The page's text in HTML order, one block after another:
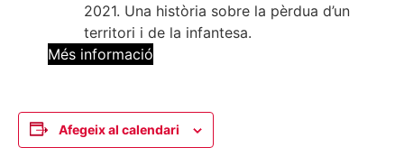
2021. Una història sobre la pèrdua d’un
territori i de la infantesa.
Més informació
Afegeix al calendari